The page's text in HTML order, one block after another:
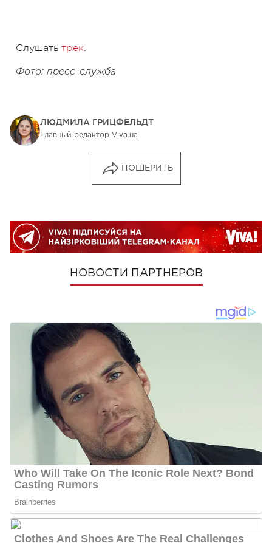
Слушать трек.
Фото: пресс-служба
ЛЮДМИЛА ГРИЦФЕЛЬДТ
Главный редактор Viva.ua
ПОШЕРИТЬ
НОВОСТИ ПАРТНЕРОВ